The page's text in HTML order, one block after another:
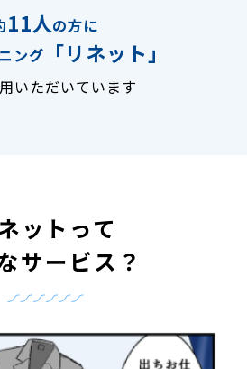
11人の方に
ング
「リネット」
いただいています
ットって
サービス？